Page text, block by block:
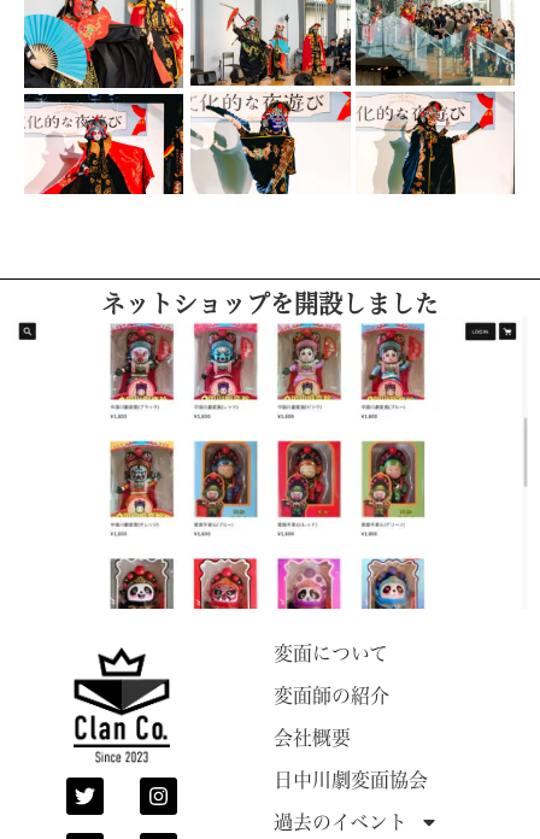
変面について
変面師の紹介
会社概要
日中川劇変面協会
過去のイベント
ネットショップを開設しました